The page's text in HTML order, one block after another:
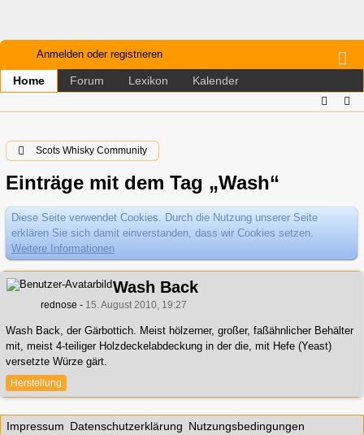
Anmelden oder registrieren
Home Forum Lexikon Kalender
Scots Whisky Community
Einträge mit dem Tag „Wash“
Diese Seite verwendet Cookies. Durch die Nutzung unserer Seite
erklären Sie sich damit einverstanden, dass wir Cookies setzen.
Weitere Informationen
Wash Back
rednose 15. August 2010, 19:27
Wash Back, der Gärbottich. Meist hölzerner, großer, faßähnlicher Behälter
mit, meist 4-teiliger Holzdeckelabdeckung in der die, mit Hefe (Yeast)
versetzte Würze gärt.
Herstellung
Impressum Datenschutzerklärung Nutzungsbedingungen